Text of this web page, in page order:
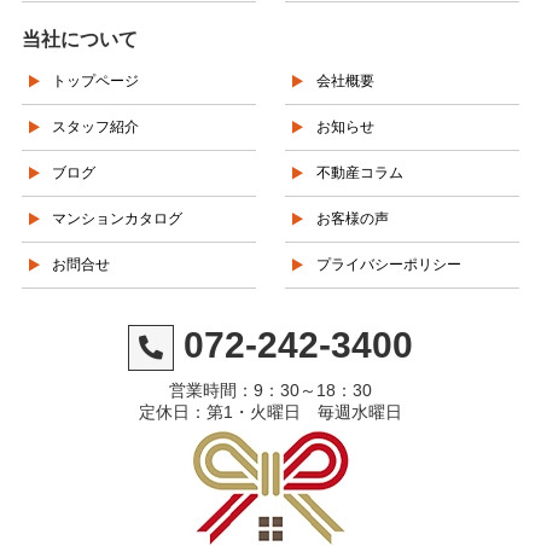
当社について
トップページ 会社概要
スタッフ紹介 お知らせ
ブログ 不動産コラム
マンションカタログ お客様の声
お問合せ プライバシーポリシー
072-242-3400
営業時間：9：30～18：30
定休日：第1・火曜日 毎週水曜日